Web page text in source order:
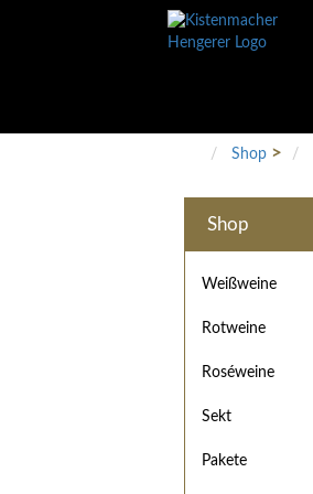
Shop
Shop
Weißweine
Rotweine
Roséweine
Sekt
Pakete